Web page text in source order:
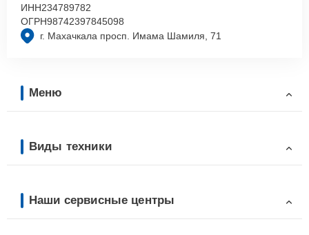
г. Махачкала просп. Имама Шамиля, 71
ИНН234789782
ОГРН98742397845098
Меню
Виды техники
Наши сервисные центры